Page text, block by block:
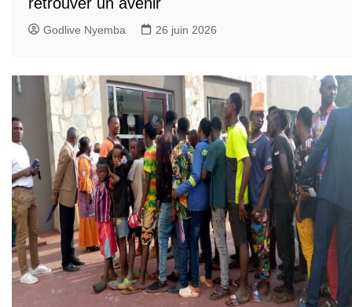
Godlive Nyemba 26 juin 2026